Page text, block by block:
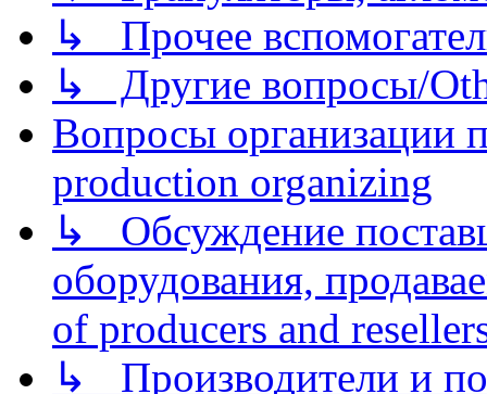
↳ Прочее
↳ Другие вопросы/
Вопросы организации
production organizing
↳ Обсуждение
оборудования,
of producers and
↳ Производители и